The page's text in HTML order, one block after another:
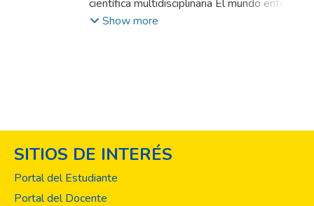
científica multidisciplinaria El mundo entero
vive una evolución constante del
conocimiento científico que demanda la
sociedad.
Show more
SITIOS DE INTERÉS
Portal del Estudiante
Portal del Docente